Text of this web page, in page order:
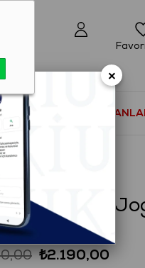
SHIRT ÇOK
Comfort Fit
₺2.190,00
×